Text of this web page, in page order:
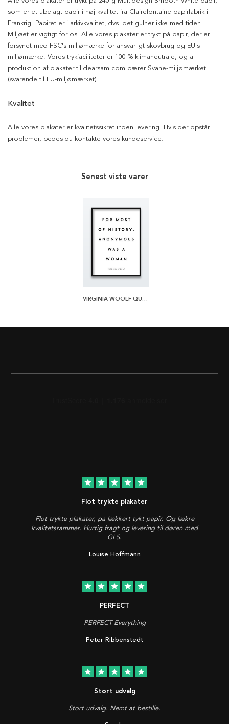
som er et ubelagt papir i høj kvalitet fra Clairefontaine papirfabrik i
Frankrig. Papiret er i arkivkvalitet, dvs. det gulner ikke med tiden.
Miljøet er vigtigt for os. Alle vores plakater er trykt på papir, der er
forsynet med FSC's miljømærke for ansvarligt skovbrug og EU's
miljømærke. Vores trykfaciliteter er 100 % klimaneutrale, og al
produktion af plakater til dearsam.com bærer Svane-miljømærket
(svarende til EU-miljømærket).
Kvalitet
Alle vores plakater er kvalitetssikret inden levering. Hvis der opstår
problemer, bedes du kontakte vores kundeservice.
Senest viste varer
VIRGINIA WOOLF QUOTE PLAKAT
star star star star star
Flot trykte plakater
Flot trykte plakater, på lækkert tykt papir. Og lækre
kvalitetsrammer. Hurtig fragt og levering til døren med
GLS.
Louise Hoffmann
star star star star star
PERFECT
PERFECT Everything
Peter Ribbenstedt
star star star star star
Stort udvalg
Stort udvalg. Nemt at bestille.